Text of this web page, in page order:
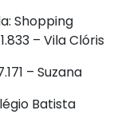
Shopping
– Vila Clóris
– Suzana
Batista